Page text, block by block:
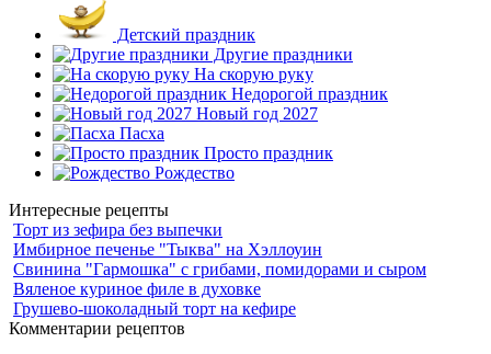
Детский праздник
Другие праздники
На скорую руку
Недорогой праздник
Новый год 2027
Пасха
Просто праздник
Рождество
Интересные рецепты
Торт из зефира без выпечки
Имбирное печенье "Тыква" на Хэллоуин
Свинина "Гармошка" с грибами, помидорами и сыром
Вяленое куриное филе в духовке
Грушево-шоколадный торт на кефире
Комментарии рецептов